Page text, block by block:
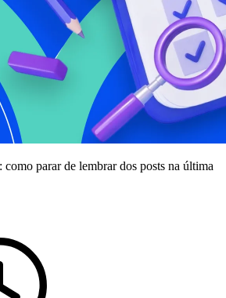
parar de lembrar dos posts na última